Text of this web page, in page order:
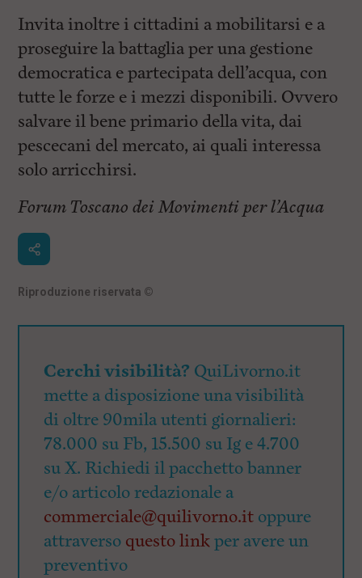
Invita inoltre i cittadini a mobilitarsi e a
proseguire la battaglia per una gestione
democratica e partecipata dell’acqua, con
tutte le forze e i mezzi disponibili. Ovvero
salvare il bene primario della vita, dai
pescecani del mercato, ai quali interessa
solo arricchirsi.
Forum Toscano dei Movimenti per l’Acqua
Riproduzione riservata ©
Cerchi visibilità? QuiLivorno.it
mette a disposizione una visibilità
di oltre 90mila utenti giornalieri:
78.000 su Fb, 15.500 su Ig e 4.700
su X. Richiedi il pacchetto banner
e/o articolo redazionale a
commerciale@quilivorno.it oppure
attraverso questo linkper avere un
preventivo